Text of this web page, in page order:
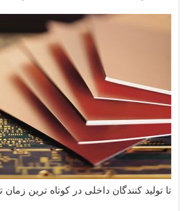
تا تولید کنندگان داخلی در کوتاه ترین زمان